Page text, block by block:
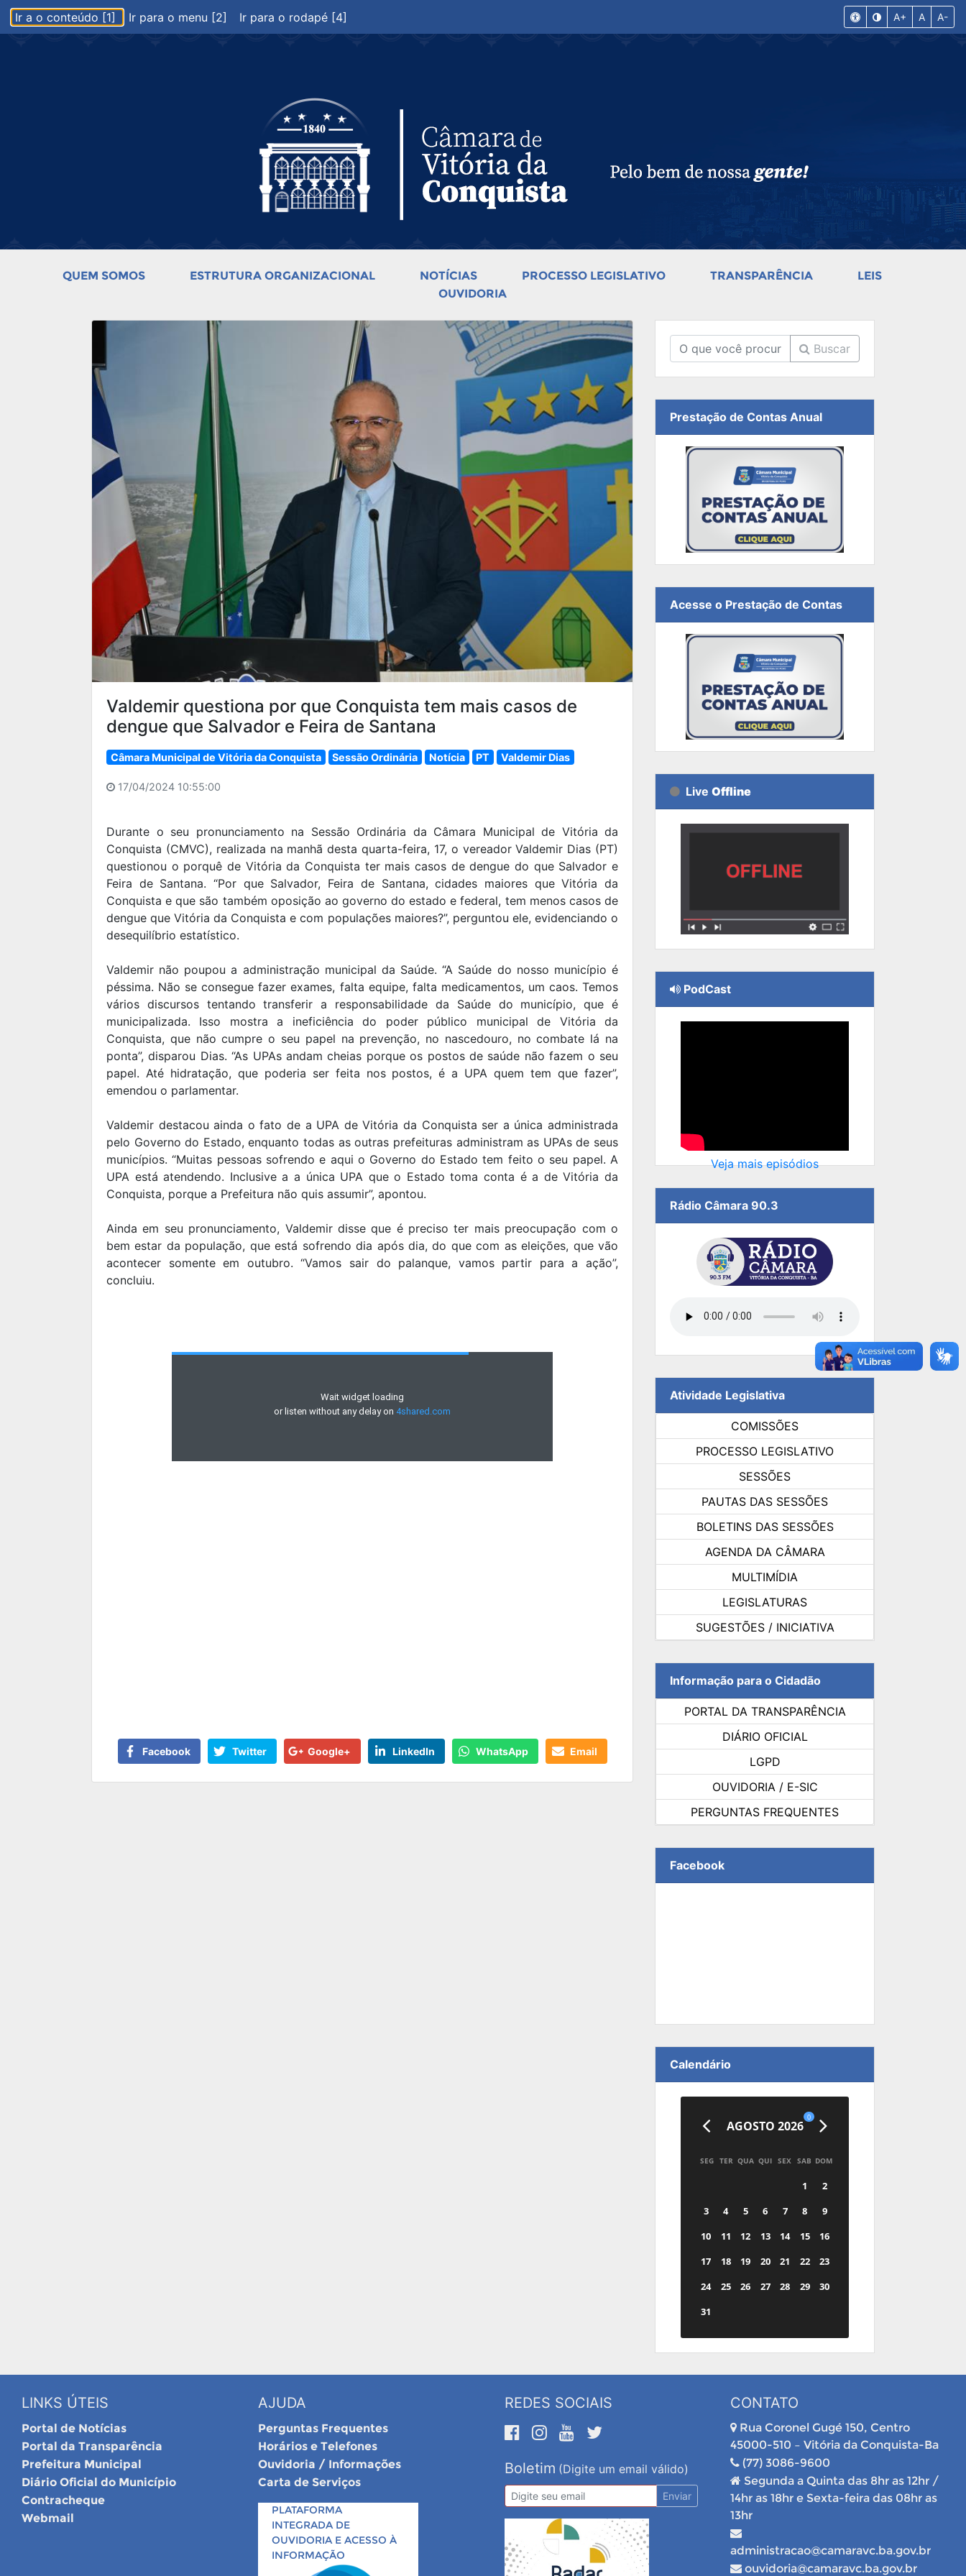
Ir a o conteúdo [1] Ir para o menu [2] Ir para o rodapé [4] A+ A A-
QUEM SOMOS ESTRUTURA ORGANIZACIONAL NOTÍCIAS PROCESSO LEGISLATIVO TRANSPARÊNCIA
LEIS
OUVIDORIA
Valdemir questiona por que Conquista tem mais casos de
dengue que Salvador e Feira de Santana
Câmara Municipal de Vitória da Conquista Sessão Ordinária Notícia PT Valdemir Dias
17/04/2024 10:55:00
Durante o seu pronunciamento na Sessão Ordinária da Câmara Municipal de Vitória da
Conquista (CMVC), realizada na manhã desta quarta-feira, 17, o vereador Valdemir Dias (PT)
questionou o porquê de Vitória da Conquista ter mais casos de dengue do que Salvador e
Feira de Santana. “Por que Salvador, Feira de Santana, cidades maiores que Vitória da
Conquista e que são também oposição ao governo do estado e federal, tem menos casos de
dengue que Vitória da Conquista e com populações maiores?”, perguntou ele, evidenciando o
desequilíbrio estatístico.
Valdemir não poupou a administração municipal da Saúde. “A Saúde do nosso município é
péssima. Não se consegue fazer exames, falta equipe, falta medicamentos, um caos. Temos
vários discursos tentando transferir a responsabilidade da Saúde do município, que é
municipalizada. Isso mostra a ineficiência do poder público municipal de Vitória da
Conquista, que não cumpre o seu papel na prevenção, no nascedouro, no combate lá na
ponta”, disparou Dias. “As UPAs andam cheias porque os postos de saúde não fazem o seu
papel. Até hidratação, que poderia ser feita nos postos, é a UPA quem tem que fazer”,
emendou o parlamentar.
Valdemir destacou ainda o fato de a UPA de Vitória da Conquista ser a única administrada
pelo Governo do Estado, enquanto todas as outras prefeituras administram as UPAs de seus
municípios. “Muitas pessoas sofrendo e aqui o Governo do Estado tem feito o seu papel. A
UPA está atendendo. Inclusive a a única UPA que o Estado toma conta é a de Vitória da
Conquista, porque a Prefeitura não quis assumir”, apontou.
Ainda em seu pronunciamento, Valdemir disse que é preciso ter mais preocupação com o
bem estar da população, que está sofrendo dia após dia, do que com as eleições, que vão
acontecer somente em outubro. “Vamos sair do palanque, vamos partir para a ação”,
concluiu.
Facebook Twitter Google+ LinkedIn WhatsApp Email
Buscar
Prestação de Contas Anual
Acesse o Prestação de Contas
Live Offline
PodCast
Veja mais episódios
Rádio Câmara 90.3
Atividade Legislativa
COMISSÕES
PROCESSO LEGISLATIVO
SESSÕES
PAUTAS DAS SESSÕES
BOLETINS DAS SESSÕES
AGENDA DA CÂMARA
MULTIMÍDIA
LEGISLATURAS
SUGESTÕES / INICIATIVA
Informação para o Cidadão
PORTAL DA TRANSPARÊNCIA
DIÁRIO OFICIAL
LGPD
OUVIDORIA / E-SIC
PERGUNTAS FREQUENTES
Facebook
Calendário
AGOSTO 2026
0
SEG TER QUA QUI SEX SAB DOM
1
2
3
4 5 6 7 8
9
10
11 12 13 14 15
16
17
18 19 20 21 22
23
24
25 26 27 28 29
30
31
LINKS ÚTEIS
Portal de Notícias
Portal da Transparência
Prefeitura Municipal
Diário Oficial do Município
Contracheque
Webmail
AJUDA
Perguntas Frequentes
Horários e Telefones
Ouvidoria / Informações
Carta de Serviços
PLATAFORMA
INTEGRADA DE
OUVIDORIA E ACESSO À
INFORMAÇÃO
REDES SOCIAIS
Boletim (Digite um email válido)
Enviar
CONTATO
Rua Coronel Gugé 150, Centro
45000-510 – Vitória da Conquista-Ba
(77) 3086-9600
Segunda a Quinta das 8hr as 12hr /
14hr as 18hr e Sexta-feira das 08hr as
13hr
administracao@camaravc.ba.gov.br
ouvidoria@camaravc.ba.gov.br